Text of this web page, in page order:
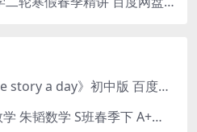
一天一个小故事《one story a day》初中版 百度网盘分享下载
初中数学 2024初一数学 朱韬数学 S班春季下 A+班春季下 百度云网盘